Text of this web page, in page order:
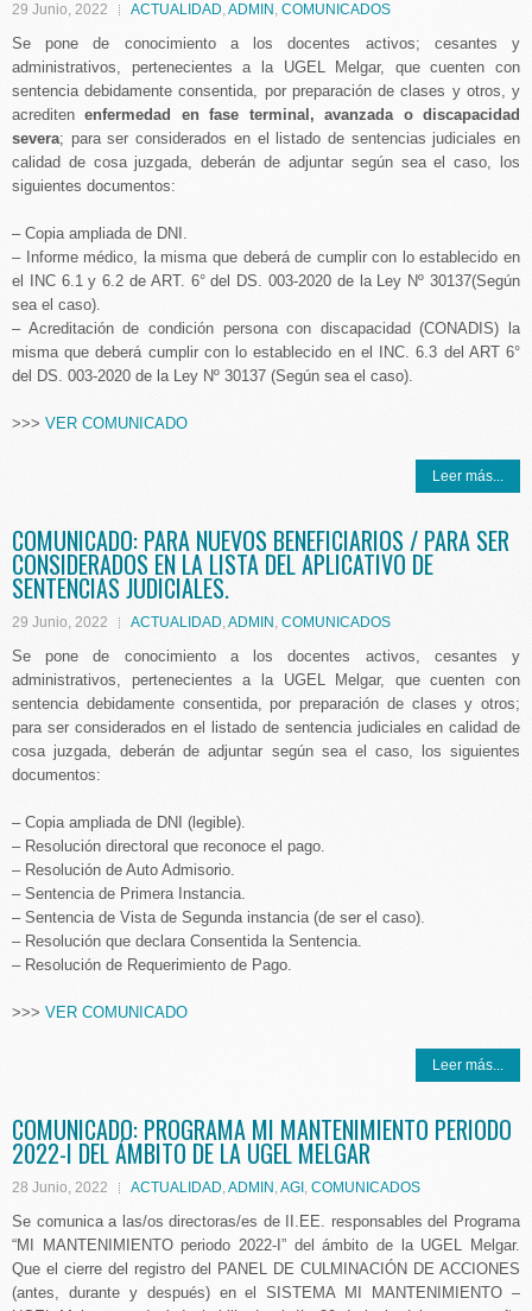
29 Junio, 2022 ACTUALIDAD,ADMIN , COMUNICADOS
Se pone de conocimiento a los docentes activos; cesantes y
administrativos, pertenecientes a la UGEL Melgar, que cuenten con
sentencia debidamente consentida, por preparación de clases y otros, y
acreditenenfermedad en fase terminal, avanzada o discapacidad
severa; para ser considerados en el listado de sentencias judiciales en
calidad de cosa juzgada, deberán de adjuntar según sea el caso, los
siguientes documentos:
– Copia ampliada de DNI.
– Informe médico, la misma que deberá de cumplir con lo establecido en
el INC 6.1 y 6.2 de ART. 6° del DS. 003-2020 de la Ley Nº 30137(Según
sea el caso).
– Acreditación de condición persona con discapacidad (CONADIS) la
misma que deberá cumplir con lo establecido en el INC. 6.3 del ART 6°
del DS. 003-2020 de la Ley Nº 30137 (Según sea el caso).
>>> VER COMUNICADO
Leer más...
COMUNICADO: PARA NUEVOS BENEFICIARIOS / PARA SER
CONSIDERADOS EN LA LISTA DEL APLICATIVO DE
SENTENCIAS JUDICIALES.
29 Junio, 2022 ACTUALIDAD,ADMIN , COMUNICADOS
Se pone de conocimiento a los docentes activos, cesantes y
administrativos, pertenecientes a la UGEL Melgar, que cuenten con
sentencia debidamente consentida, por preparación de clases y otros;
para ser considerados en el listado de sentencia judiciales en calidad de
cosa juzgada, deberán de adjuntar según sea el caso, los siguientes
documentos:
– Copia ampliada de DNI (legible).
– Resolución directoral que reconoce el pago.
– Resolución de Auto Admisorio.
– Sentencia de Primera Instancia.
– Sentencia de Vista de Segunda instancia (de ser el caso).
– Resolución que declara Consentida la Sentencia.
– Resolución de Requerimiento de Pago.
>>> VER COMUNICADO
Leer más...
COMUNICADO: PROGRAMA MI MANTENIMIENTO PERIODO
2022-I DEL ÁMBITO DE LA UGEL MELGAR
28 Junio, 2022 ACTUALIDAD,ADMIN ,AGI , COMUNICADOS
Se comunica a las/os directoras/es de II.EE. responsables del Programa
“MI MANTENIMIENTO periodo 2022-I” del ámbito de la UGEL Melgar.
Que el cierre del registro del PANEL DE CULMINACIÓN DE ACCIONES
(antes, durante y después) en el SISTEMA MI MANTENIMIENTO –